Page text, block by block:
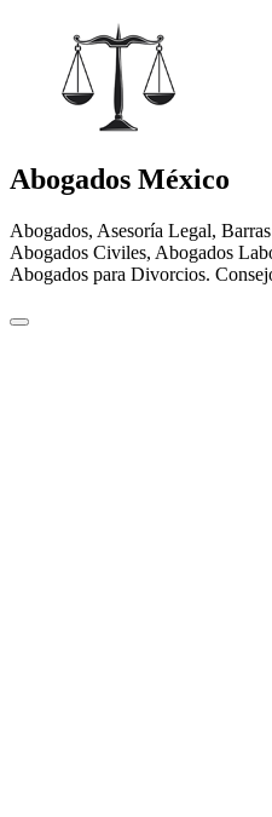
Abogados México
Abogados, Asesoría Legal,
Abogados Civiles, Abogados
Abogados para Divorcios.